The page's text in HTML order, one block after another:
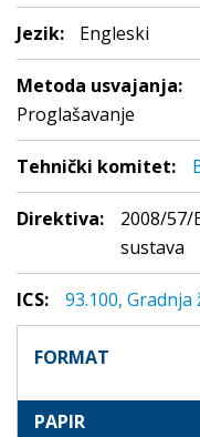
Jezik: Engleski
Metoda usvajanja:
Proglašavanje
Tehnički komitet:
Direktiva:
2008/57/
sustava
ICS: 93.100,
FORMAT
PAPIR